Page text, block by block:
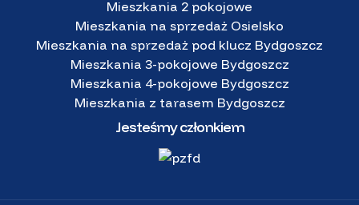
Mieszkania 2 pokojowe
Mieszkania na sprzedaż Osielsko
Mieszkania na sprzedaż pod klucz Bydgoszcz
Mieszkania 3-pokojowe Bydgoszcz
Mieszkania 4-pokojowe Bydgoszcz
Mieszkania z tarasem Bydgoszcz
Jesteśmy członkiem